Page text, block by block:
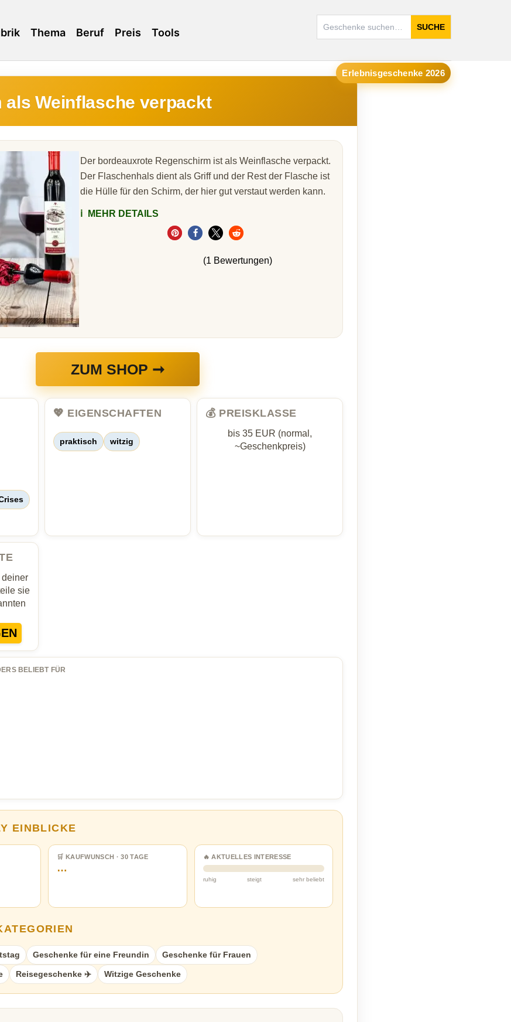
SUCHE
Thema Beruf Preis Tools
Erlebnisgeschenke 2026
als Weinflasche verpackt
Der bordeauxrote Regenschirm ist als Weinflasche verpackt.
Der Flaschenhals dient als Griff und der Rest der Flasche ist
die Hülle für den Schirm, der hier gut verstaut werden kann.
ℹ️ MEHR DETAILS
(1 Bewertungen)
ZUM SHOP ➞
💖 EIGENSCHAFTEN
praktisch witzig
💰 PREISKLASSE
bis 35 EUR (normal,
~Geschenkpreis)
deiner
sie
BELIEBT FÜR
EINBLICKE
🛒 KAUFWUNSCH · 30 TAGE
…
🔥 AKTUELLES INTERESSE
ruhig steigt sehr beliebt
Geschenke für eine Freundin Geschenke für Frauen
Reisegeschenke ✈️ Witzige Geschenke